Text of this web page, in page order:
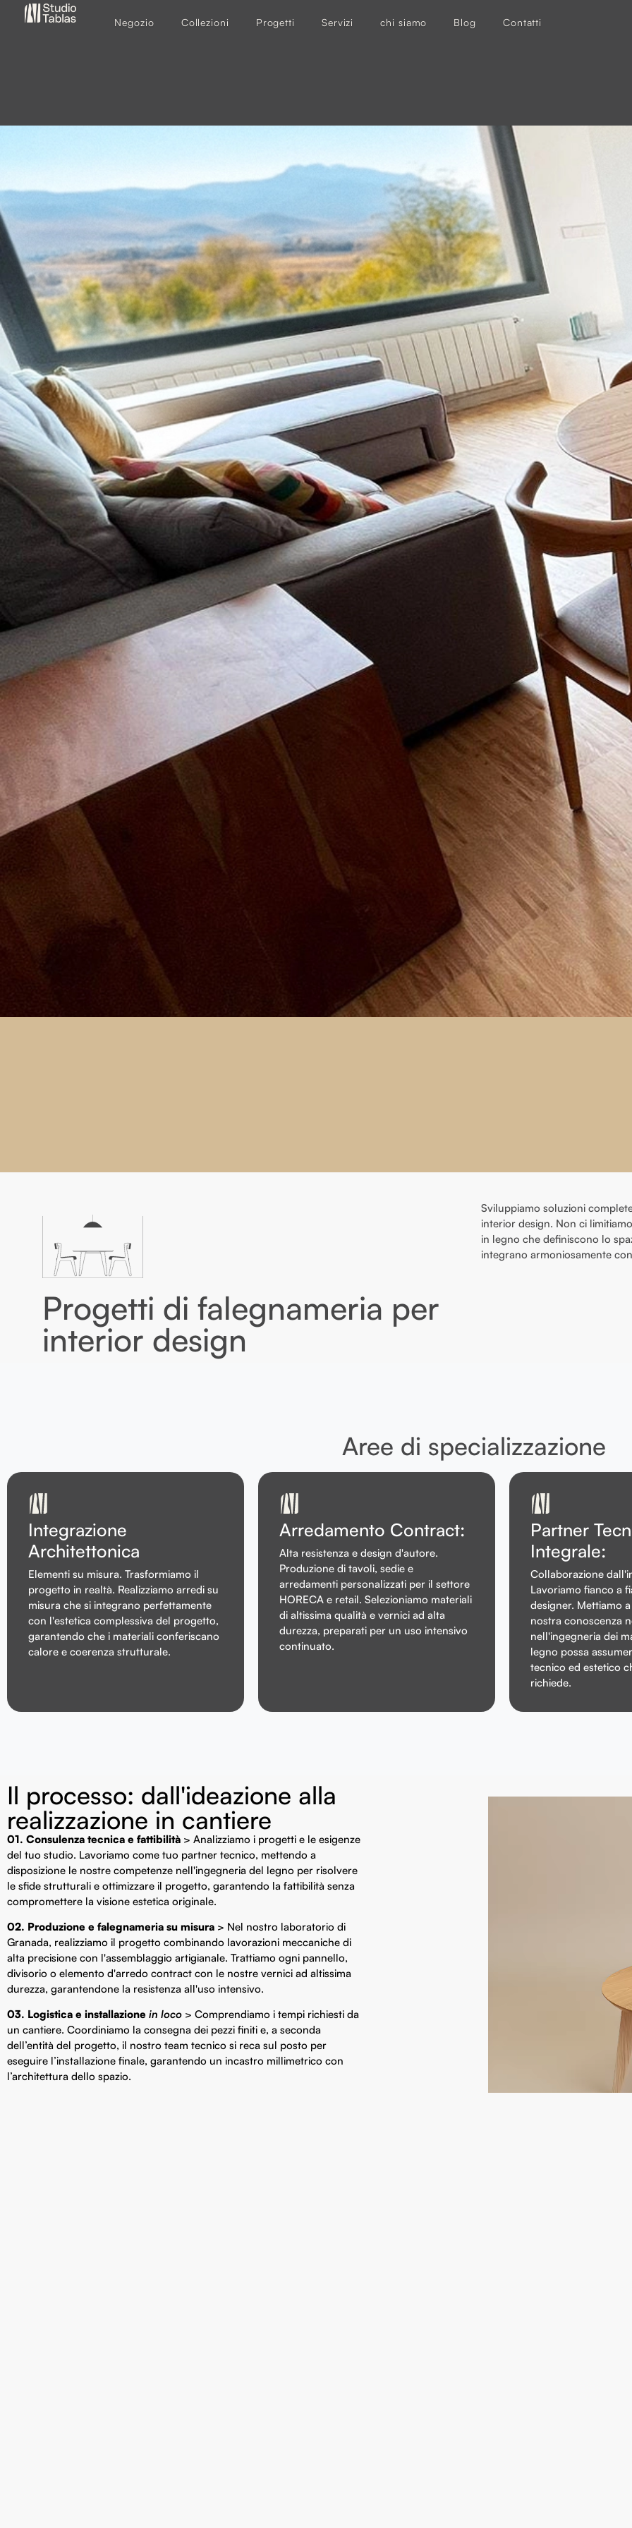
Negozio Collezioni Progetti Servizi chi siamo Blog Contatti
Progetti di falegnameria per
interior design
Sviluppiamo soluzioni
interior design. Non ci
in legno che definiscono lo
integrano armoniosamente
Aree di specializzazione
Integrazione
Architettonica
Elementi su misura. Trasformiamo il
progetto in realtà. Realizziamo arredi su
misura che si integrano perfettamente
con l'estetica complessiva del progetto,
garantendo che i materiali conferiscano
calore e coerenza strutturale.
Arredamento Contract:
Alta resistenza e design d'autore.
Produzione di tavoli, sedie e
arredamenti personalizzati per il settore
HORECA e retail. Selezioniamo materiali
di altissima qualità e vernici ad alta
durezza, preparati per un uso intensivo
continuato.
Partner
Integrale:
Collaborazione
Lavoriamo fianco a
designer. Mettiamo
nostra conoscenza
nell'ingegneria dei
legno possa
tecnico ed estetico
richiede.
Il processo: dall'ideazione alla
realizzazione in cantiere
01. Consulenza tecnica e fattibilità > Analizziamo i progetti e le esigenze
del tuo studio. Lavoriamo come tuo partner tecnico, mettendo a
disposizione le nostre competenze nell'ingegneria del legno per risolvere
le sfide strutturali e ottimizzare il progetto, garantendo la fattibilità senza
compromettere la visione estetica originale.
02. Produzione e falegnameria su misura > Nel nostro laboratorio di
Granada, realizziamo il progetto combinando lavorazioni meccaniche di
alta precisione con l'assemblaggio artigianale. Trattiamo ogni pannello,
divisorio o elemento d'arredo contract con le nostre vernici ad altissima
durezza, garantendone la resistenza all'uso intensivo.
03. Logistica e installazione in loco > Comprendiamo i tempi richiesti da
un cantiere. Coordiniamo la consegna dei pezzi finiti e, a seconda
dell’entità del progetto, il nostro team tecnico si reca sul posto per
eseguire l’installazione finale, garantendo un incastro millimetrico con
l’architettura dello spazio.